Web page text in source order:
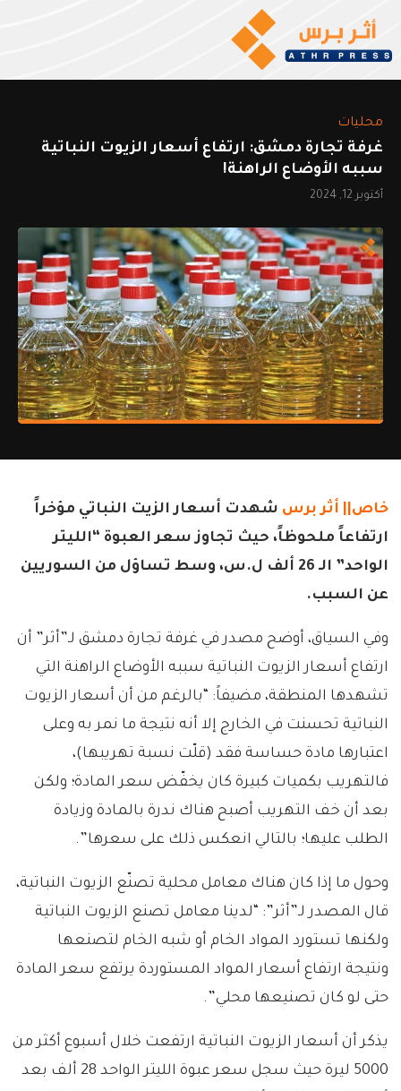
محليات
غرفة تجارة دمشق: ارتفاع أسعار الزيوت النباتية
سببه الأوضاع الراهنة!
أكتوبر 12, 2024
خاص|| أثر برس شهدت أسعار الزيت النباتي مؤخراً
ارتفاعاً ملحوظاً، حيث تجاوز سعر العبوة “الليتر
الواحد” الـ 26 ألف ل.س، وسط تساؤل من السوريين
عن السبب.
وفي السياق، أوضح مصدر في غرفة تجارة دمشق لـ”أثر” أن
ارتفاع أسعار الزيوت النباتية سببه الأوضاع الراهنة التي
تشهدها المنطقة، مضيفاً: “بالرغم من أن أسعار الزيوت
النباتية تحسنت في الخارج إلا أنه نتيجة ما نمر به وعلى
اعتبارها مادة حساسة فقد (قلّت نسبة تهريبها)،
فالتهريب بكميات كبيرة كان يخفّض سعر المادة؛ ولكن
بعد أن خف التهريب أصبح هناك ندرة بالمادة وزيادة
الطلب عليها؛ بالتالي انعكس ذلك على سعرها”.
وحول ما إذا كان هناك معامل محلية تصنّع الزيوت النباتية،
قال المصدر لـ”أثر”: “لدينا معامل تصنع الزيوت النباتية
ولكنها تستورد المواد الخام أو شبه الخام لتصنعها
ونتيجة ارتفاع أسعار المواد المستوردة يرتفع سعر المادة
حتى لو كان تصنيعها محلي”.
يذكر أن أسعار الزيوت النباتية ارتفعت خلال أسبوع أكثر من
5000 ليرة حيث سجل سعر عبوة الليتر الواحد 28 ألف بعد